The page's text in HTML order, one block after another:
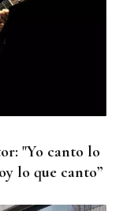
"Yo canto lo
lo que canto”